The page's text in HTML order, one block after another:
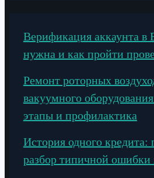
Верификация аккаунта в
нужна и как пройти
Ремонт роторных
вакуумного
этапы и профилактика
История одного кредита:
разбор типичной ошибки